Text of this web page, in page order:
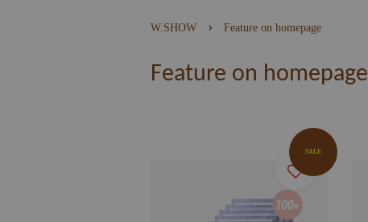
W.SHOW › Feature on homepage
Feature on homepage
SALE